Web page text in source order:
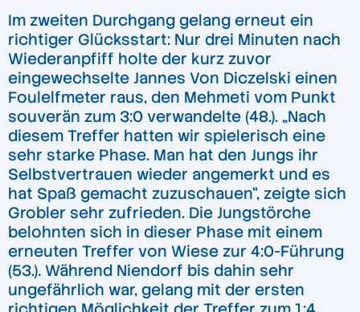
Im zweiten Durchgang gelang erneut ein
richtiger Glücksstart: Nur drei Minuten nach
Wiederanpfiff holte der kurz zuvor
eingewechselte Jannes Von Diczelski einen
Foulelfmeter raus, den Mehmeti vom Punkt
souverän zum 3:0 verwandelte (48.). „Nach
diesem Treffer hatten wir spielerisch eine
sehr starke Phase. Man hat den Jungs ihr
Selbstvertrauen wieder angemerkt und es
hat Spaß gemacht zuzuschauen“, zeigte sich
Grobler sehr zufrieden. Die Jungstörche
belohnten sich in dieser Phase mit einem
erneuten Treffer von Wiese zur 4:0-Führung
(53.). Während Niendorf bis dahin sehr
ungefährlich war, gelang mit der ersten